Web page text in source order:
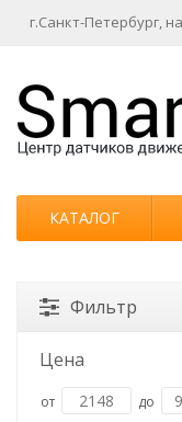
г.Санкт-Петербург,
КАТАЛОГ
Фильтр
Цена
от до